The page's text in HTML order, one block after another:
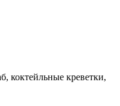
коктейльные креветки,